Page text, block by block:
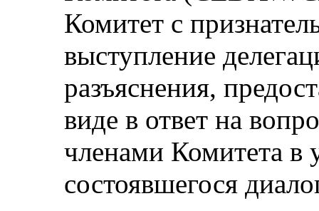
Комитет с
выступление
разъяснения,
виде в ответ на
членами Комитета в
состоявшегося